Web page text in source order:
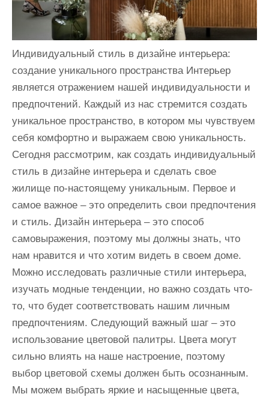
Индивидуальный стиль в дизайне интерьера:
создание уникального пространства Интерьер
является отражением нашей индивидуальности и
предпочтений. Каждый из нас стремится создать
уникальное пространство, в котором мы чувствуем
себя комфортно и выражаем свою уникальность.
Сегодня рассмотрим, как создать индивидуальный
стиль в дизайне интерьера и сделать свое
жилище по-настоящему уникальным. Первое и
самое важное – это определить свои предпочтения
и стиль. Дизайн интерьера – это способ
самовыражения, поэтому мы должны знать, что
нам нравится и что хотим видеть в своем доме.
Можно исследовать различные стили интерьера,
изучать модные тенденции, но важно создать что-
то, что будет соответствовать нашим личным
предпочтениям. Следующий важный шаг – это
использование цветовой палитры. Цвета могут
сильно влиять на наше настроение, поэтому
выбор цветовой схемы должен быть осознанным.
Мы можем выбрать яркие и насыщенные цвета,